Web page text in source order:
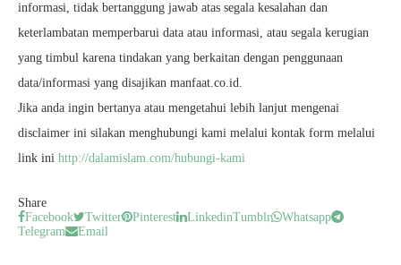
informasi, tidak bertanggung jawab atas segala kesalahan dan
keterlambatan memperbarui data atau informasi, atau segala kerugian
yang timbul karena tindakan yang berkaitan dengan penggunaan
data/informasi yang disajikan manfaat.co.id.
Jika anda ingin bertanya atau mengetahui lebih lanjut mengenai
disclaimer ini silakan menghubungi kami melalui kontak form melalui
link ini http://dalamislam.com/hubungi-kami
Share
Facebook
Twitter Pinterest LinkedinTumblr
Whatsapp
Telegram
Email